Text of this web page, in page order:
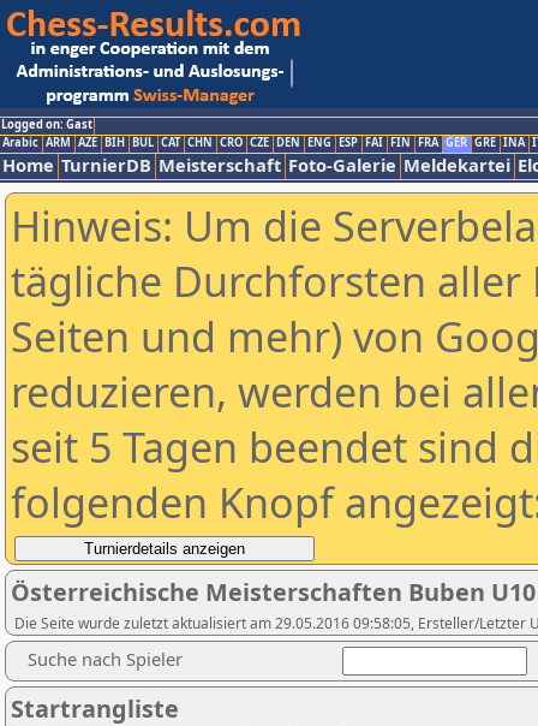
Logged on: Gast
Arabic ARM AZE BIH BUL CAT CHN CRO CZE DEN ENG ESP FAI FIN FRA GER GRE INA
Home TurnierDB Meisterschaft Foto-Galerie Meldekartei
Hinweis: Um die
tägliche Durchforsten aller
Seiten und mehr) von
reduzieren, werden bei
seit 5 Tagen beendet sind
folgenden Knopf
Österreichische Meisterschaften Buben U10
Die Seite wurde zuletzt aktualisiert am 29.05.2016 09:58:05, Ersteller/Letzter
Suche nach Spieler
Startrangliste